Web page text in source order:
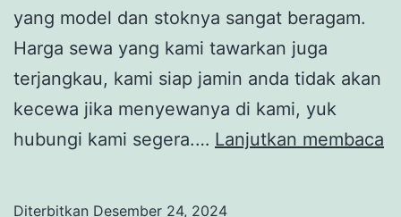
yang model dan stoknya sangat beragam.
Harga sewa yang kami tawarkan juga
terjangkau, kami siap jamin anda tidak akan
kecewa jika menyewanya di kami, yuk
hubungi kami segera.… Lanjutkan membaca
Diterbitkan Desember 24, 2024